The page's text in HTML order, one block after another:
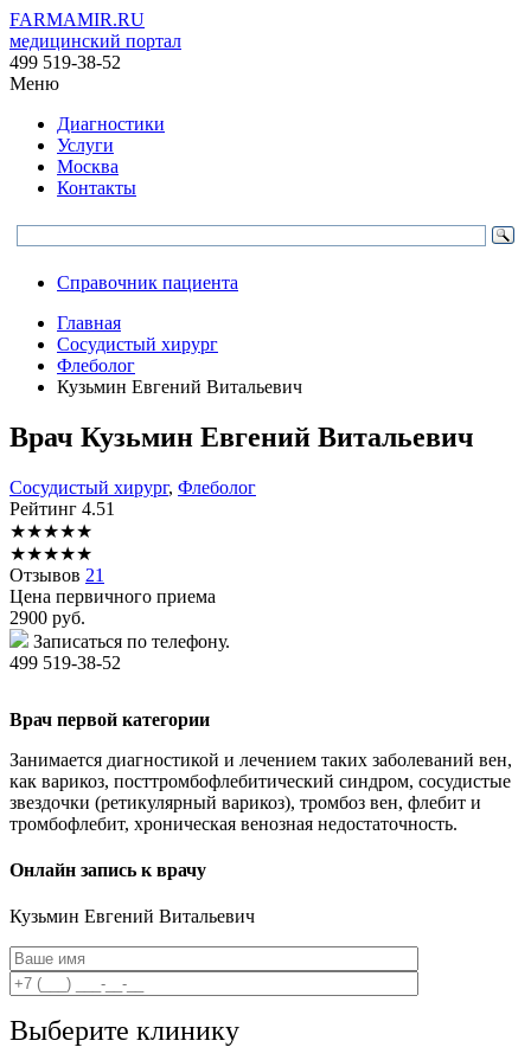
FARMAMIR.RU
медицинский портал
499 519-38-52
Меню
Диагностики
Услуги
Москва
Контакты
Справочник пациента
Главная
Сосудистый хирург
Флеболог
Кузьмин Евгений Витальевич
Врач Кузьмин Евгений Витальевич
Сосудистый хирург, Флеболог
Рейтинг 4.51
★★★★★
★★★★★
Отзывов 21
Цена первичного приема
2900 руб.
Записаться по телефону.
499 519-38-52
Врач первой категории
Занимается диагностикой и лечением таких заболеваний вен,
как варикоз, посттромбофлебитический синдром, сосудистые
звездочки (ретикулярный варикоз), тромбоз вен, флебит и
тромбофлебит, хроническая венозная недостаточность.
Онлайн запись к врачу
Кузьмин Евгений Витальевич
Выберите клинику